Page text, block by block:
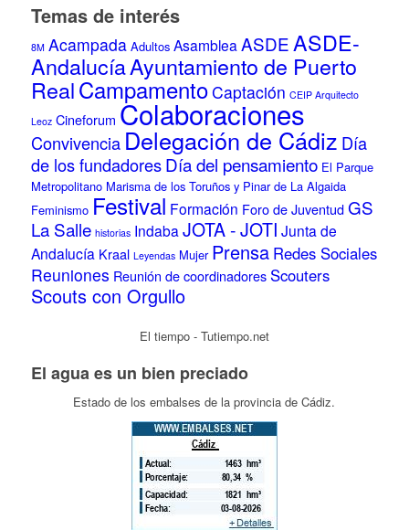
Temas de interés
8M Acampada Adultos Asamblea ASDE ASDE-
AndalucíaAyuntamiento de Puerto
RealCampamentoCaptación CEIP Arquitecto
Leoz Cineforum Colaboraciones
Convivencia Delegación de Cádiz Día
de los fundadores Día del pensamiento El Parque
Metropolitano Marisma de los Toruños y Pinar de La Algaida
Feminismo Festival Formación Foro de Juventud GS
La Salle historias Indaba JOTA - JOTI Junta de
Andalucía Kraal Leyendas Mujer Prensa Redes Sociales
Reuniones Reunión de coordinadores Scouters
Scouts con Orgullo
El tiempo - Tutiempo.net
El agua es un bien preciado
Estado de los embalses de la provincia de Cádiz.